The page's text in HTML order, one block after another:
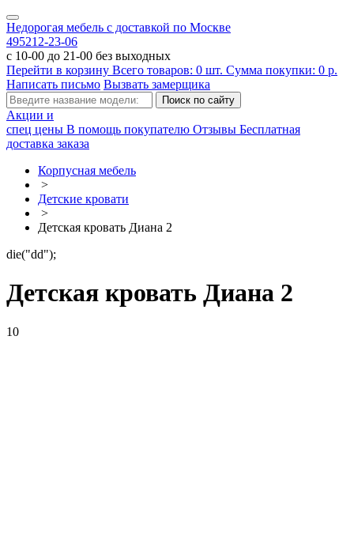
Недорогая мебель с доставкой по Москве
495212-23-06
с 10-00 до 21-00 без выходных
Перейти в корзину Всего товаров: 0 шт. Сумма покупки: 0 р.
Написать письмо Вызвать замерщика
Акции и
спец цены В помощь покупателю Отзывы Бесплатная
доставка заказа
Корпусная мебель
>
Детские кровати
>
Детская кровать Диана 2
die("dd");
Детская кровать Диана 2
10